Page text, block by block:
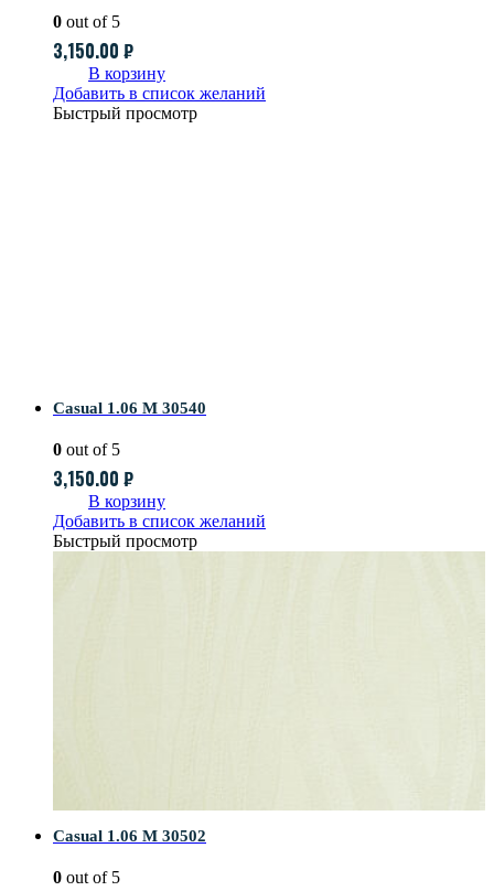
0 out of 5
3,150.00 ₽
В корзину
Добавить в список желаний
Быстрый просмотр
Casual 1.06 M 30540
0 out of 5
3,150.00 ₽
В корзину
Добавить в список желаний
Быстрый просмотр
Casual 1.06 M 30502
0 out of 5